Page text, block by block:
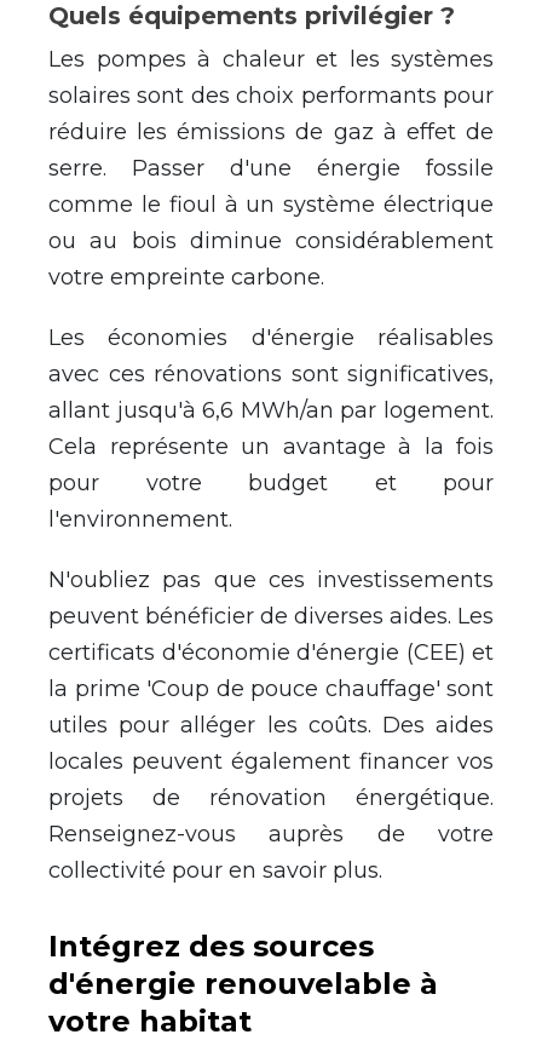
Quels équipements privil égier ?
Les pompes à chaleur et les systèmes
solaires sont des choix performants pour
réduire lesémissions de gaz à effet de
serre. Passer d'une énergie fossile
comme le fioul à un systèmeélectrique
ou au bois diminue considérablement
votre empreinte carbone.
Leséconomies d'énergie réalisables
avec ces rénovations sont significatives,
allant jusqu'à 6,6 MWh/an par logement.
Cela représente un avantage à la fois
pour votre budget et pour
l'environnement.
N'oubliez pas que ces investissements
peuvent bénéficier de diverses aides. Les
certificats d'économie d'énergie (CEE) et
la prime 'Coup de pouce chauffage' sont
utiles pour alléger les coûts. Des aides
locales peuvent également financer vos
projets de rénovation énergétique.
Renseignez-vous auprès de votre
collectivité pour en savoir plus.
Intégrez des sources
d'énergie renouvelable à
votre habitat